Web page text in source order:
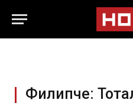
Филипче: